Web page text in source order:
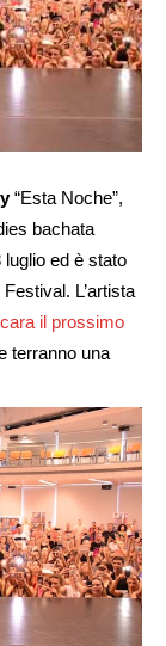
“Esta Noche”,
bachata
ed è stato
L’artista
il prossimo
terranno una